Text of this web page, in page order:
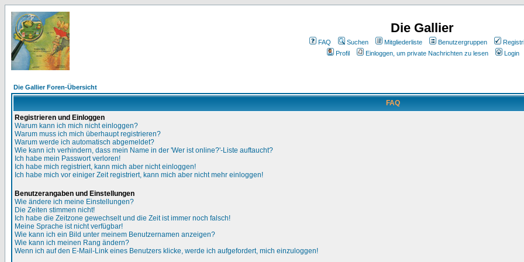
Die Gallier
FAQ Suchen Mitgliederliste Benutzergruppen
Profil
Einloggen, um private Nachrichten zu lesen Login
Die Gallier Foren-Übersicht
FAQ
Registrieren und Einloggen
Warum kann ich mich nicht einloggen?
Warum muss ich mich überhaupt registrieren?
Warum werde ich automatisch abgemeldet?
Wie kann ich verhindern, dass mein Name in der 'Wer ist online?'-Liste auftaucht?
Ich habe mein Passwort verloren!
Ich habe mich registriert, kann mich aber nicht einloggen!
Ich habe mich vor einiger Zeit registriert, kann mich aber nicht mehr einloggen!
Benutzerangaben und Einstellungen
Wie ändere ich meine Einstellungen?
Die Zeiten stimmen nicht!
Ich habe die Zeitzone gewechselt und die Zeit ist immer noch falsch!
Meine Sprache ist nicht verfügbar!
Wie kann ich ein Bild unter meinem Benutzernamen anzeigen?
Wie kann ich meinen Rang ändern?
Wenn ich auf den E-Mail-Link eines Benutzers klicke, werde ich aufgefordert, mich einzuloggen!